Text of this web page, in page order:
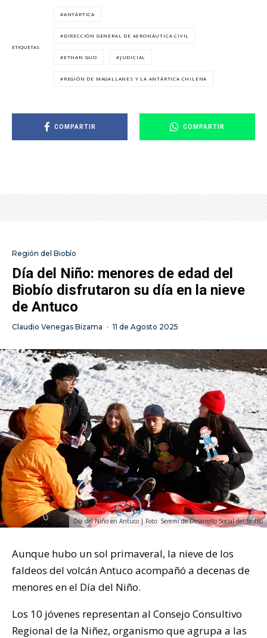
ETIQUETAS
ANTÁRTICA
DIRECCIÓN GENERAL DE AERONÁUTICA CIVIL
ETHAN GUO JUDICIAL
REGIÓN DE MAGALLANES Y LA ANTÁRTICA CHILENA
COMPARTIR COMPARTIR
Región del Biobío
Día del Niño: menores de edad del
Biobío disfrutaron su día en la nieve
de Antuco
Claudio Venegas Bizama · 11 de Agosto 2025
Día del Niño en Antuco | Foto: Seremi de Desarrollo Social del Biobío
Aunque hubo un sol primaveral, la nieve de los
faldeos del volcán Antuco acompañó a decenas de
menores en el Día del Niño.
Los 10 jóvenes representan al Consejo Consultivo
Regional de la Niñez, organismo que agrupa a las